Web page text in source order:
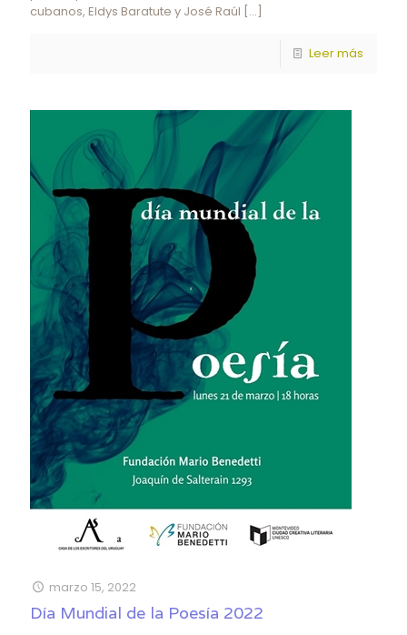
cubanos, Eldys Baratute y José Raúl […]
Leer más
marzo 15, 2022
Día Mundial de la Poesía 2022